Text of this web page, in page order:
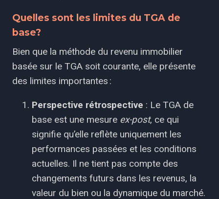
Quelles sont les limites du TGA de
base?
Bien que la méthode du revenu immobilier
basée sur le TGA soit courante, elle présente
des limites importantes :
Perspective rétrospective : Le TGA de
base est une mesure ex-post, ce qui
signifie qu’elle reflète uniquement les
performances passées et les conditions
actuelles. Il ne tient pas compte des
changements futurs dans les revenus, la
valeur du bien ou la dynamique du marché.